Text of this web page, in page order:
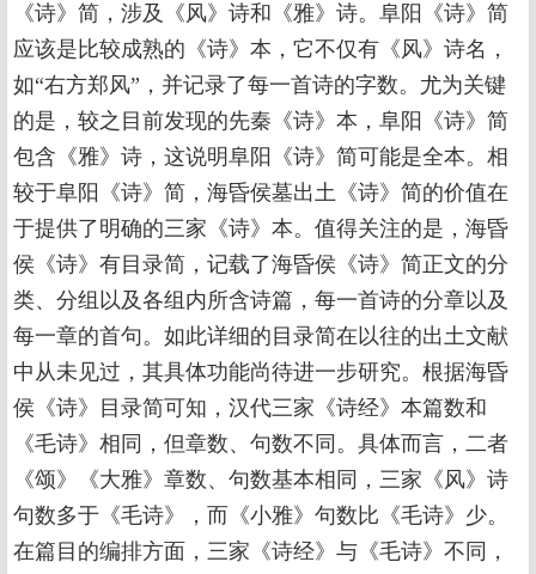
《诗》简，涉及《风》诗和《雅》诗。阜阳《诗》简
应该是比较成熟的《诗》本，它不仅有《风》诗名，
如“右方郑风”，并记录了每一首诗的字数。尤为关键
的是，较之目前发现的先秦《诗》本，阜阳《诗》简
包含《雅》诗，这说明阜阳《诗》简可能是全本。相
较于阜阳《诗》简，海昏侯墓出土《诗》简的价值在
于提供了明确的三家《诗》本。值得关注的是，海昏
侯《诗》有目录简，记载了海昏侯《诗》简正文的分
类、分组以及各组内所含诗篇，每一首诗的分章以及
每一章的首句。如此详细的目录简在以往的出土文献
中从未见过，其具体功能尚待进一步研究。根据海昏
侯《诗》目录简可知，汉代三家《诗经》本篇数和
《毛诗》相同，但章数、句数不同。具体而言，二者
《颂》《大雅》章数、句数基本相同，三家《风》诗
句数多于《毛诗》，而《小雅》句数比《毛诗》少。
在篇目的编排方面，三家《诗经》与《毛诗》不同，